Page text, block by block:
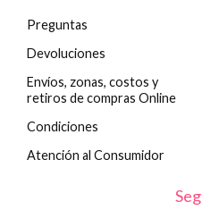
Preguntas
Devoluciones
Envíos, zonas, costos y
retiros de compras Online
Condiciones
Atención al Consumidor